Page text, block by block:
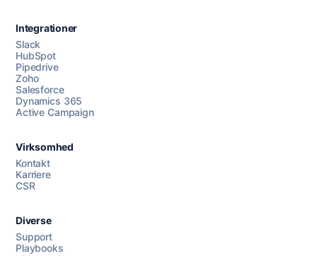
Chat med os
AI Campaign Assist
Integrationer
Slack
HubSpot
Pipedrive
Zoho
Salesforce
Dynamics 365
Active Campaign
Virksomhed
Kontakt
Karriere
CSR
Diverse
Support
Playbooks